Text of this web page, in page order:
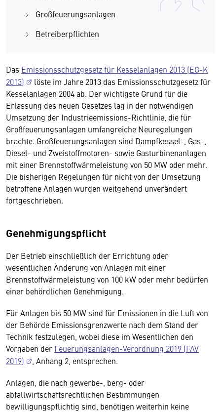
Großfeuerungsanlagen
Betreiberpflichten
Das Emissionsschutzgesetz für Kesselanlagen 2013 (EG-K
2013)
löste im Jahre 2013 das Emissionsschutzgesetz für
Kesselanlagen 2004 ab. Der wichtigste Grund für die
Erlassung des neuen Gesetzes lag in der notwendigen
Umsetzung der Industrieemissions-Richtlinie, die für
Großfeuerungsanlagen umfangreiche Neuregelungen
brachte. Großfeuerungsanlagen sind Dampfkessel-, Gas-,
Diesel- und Zweistoffmotoren- sowie Gasturbinenanlagen
mit einer Brennstoffwärmeleistung von 50 MW oder mehr.
Die bisherigen Regelungen für nicht von der Umsetzung
betroffene Anlagen wurden weitgehend unverändert
fortgeschrieben.
Genehmigungspflicht
Der Betrieb einschließlich der Errichtung oder
wesentlichen Änderung von Anlagen mit einer
Brennstoffwärmeleistung von 100 kW oder mehr bedürfen
einer behördlichen Genehmigung.
Für Anlagen bis 50 MW sind für Emissionen in die Luft von
der Behörde Emissionsgrenzwerte nach dem Stand der
Technik festzulegen, wobei diese im Wesentlichen den
Vorgaben der Feuerungsanlagen-Verordnung 2019 (FAV
2019)
, Anhang 2, entsprechen.
Anlagen, die nach gewerbe-, berg- oder
abfallwirtschaftsrechtlichen Bestimmungen
bewilligungspflichtig sind, benötigen weiterhin keine